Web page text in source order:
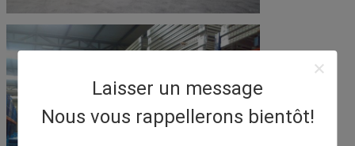
Laisser un message
Nous vous rappellerons bientôt!